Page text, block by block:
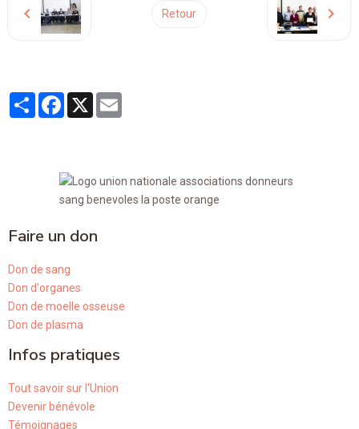
Retour
PartagerFacebook
X
Faire un don
Don de sang
Don d'organes
Don de moelle osseuse
Don de plasma
Infos pratiques
Tout savoir sur l'Union
Devenir bénévole
Témoignages